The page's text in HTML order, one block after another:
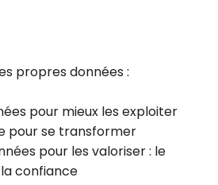
propres données :
pour mieux les exploiter
pour se transformer
pour les valoriser : le
confiance